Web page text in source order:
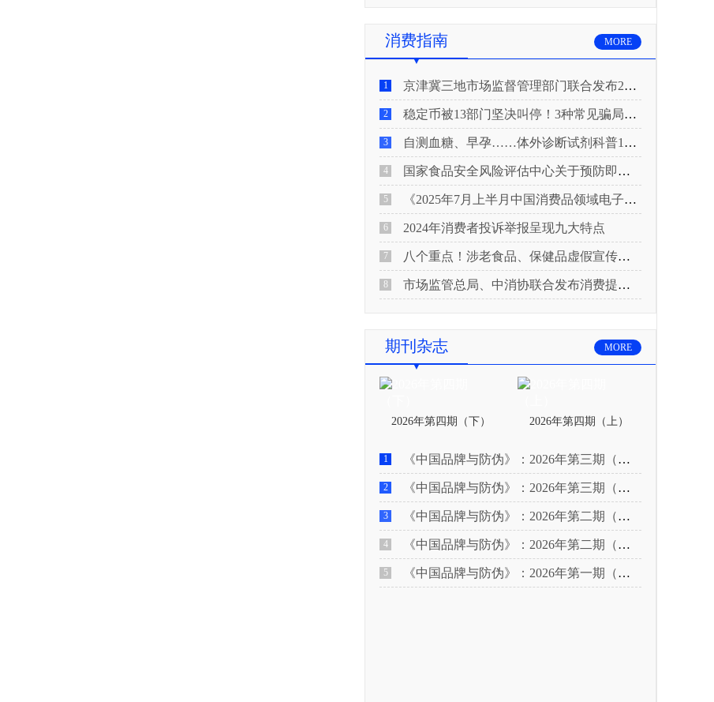
消费指南 MORE
1 京津冀三地市场监督管理部门联合发布2026年春节期间消费提示
2 稳定币被13部门坚决叫停！3种常见骗局“套路”曝光
3 自测血糖、早孕……体外诊断试剂科普10问来了！建议收藏
4 国家食品安全风险评估中心关于预防即食真空包装肉制品肉毒中毒的风险提示
5 《2025年7月上半月中国消费品领域电子电器行业产品质量投诉分析报告》
6 2024年消费者投诉举报呈现九大特点
7 八个重点！涉老食品、保健品虚假宣传识别技巧
8 市场监管总局、中消协联合发布消费提示：关注检测报告：果蔬安全的“通行证”
期刊杂志 MORE
2026年第四期（下） 2026年第四期（上）
1 《中国品牌与防伪》：2026年第三期（下）
2 《中国品牌与防伪》：2026年第三期（上）
3 《中国品牌与防伪》：2026年第二期（下）
4 《中国品牌与防伪》：2026年第二期（上）
5 《中国品牌与防伪》：2026年第一期（下）